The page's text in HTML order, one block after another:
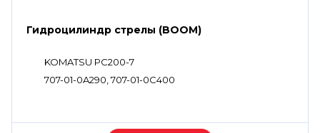
Гидроцилиндр стрелы (BOOM)
KOMATSU PC200-7
707-01-0A290, 707-01-0C400